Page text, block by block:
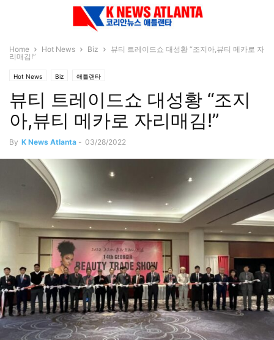
Home Hot News Biz
뷰티 트레이드쇼 대성황 “조지아,뷰티 메카로 자
리매김!”
Hot News Biz 애틀랜타
뷰티 트레이드쇼 대성황 “조지
아,뷰티 메카로 자리매김!”
By K News Atlanta - 03/28/2022